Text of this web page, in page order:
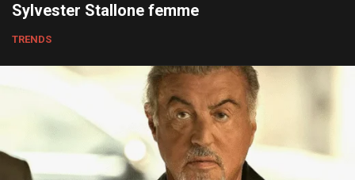
Sylvester Stallone femme
TRENDS